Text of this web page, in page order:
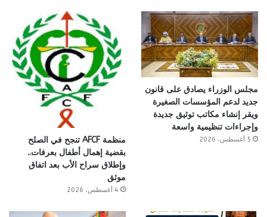
مجلس الوزراء يصادق على قانون
جديد لدعم المؤسسات الصغيرة
ويقر إنشاء مكاتب توثيق جديدة
وإجراءات تنظيمية واسعة
5 أغسطس، 2026
منظمة AFCF تنجح في الصلح
بقضية إهمال أطفال بعرفات..
وإطلاق سراح الأب بعد اتفاق
موثق
4 أغسطس، 2026